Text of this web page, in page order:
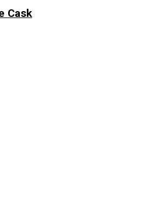
Cask